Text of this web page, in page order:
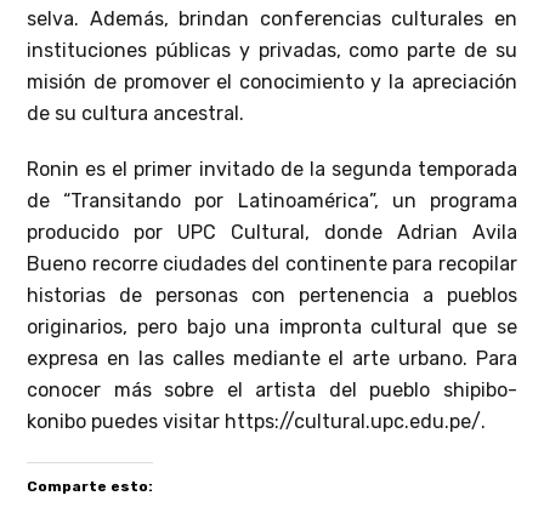
selva. Además, brindan conferencias culturales en
instituciones públicas y privadas, como parte de su
misión de promover el conocimiento y la apreciación
de su cultura ancestral.
Ronin es el primer invitado de la segunda temporada
de “Transitando por Latinoamérica”, un programa
producido por UPC Cultural, donde Adrian Avila
Bueno recorre ciudades del continente para recopilar
historias de personas con pertenencia a pueblos
originarios, pero bajo una impronta cultural que se
expresa en las calles mediante el arte urbano. Para
conocer más sobre el artista del pueblo shipibo-
konibo puedes visitar https://cultural.upc.edu.pe/.
Comparte esto: